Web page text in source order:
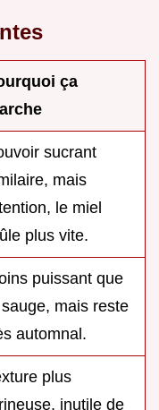
ça
sucrant
mais
le miel
plus vite.
puissant que
sauge, mais reste
automnal.
plus
inutile de